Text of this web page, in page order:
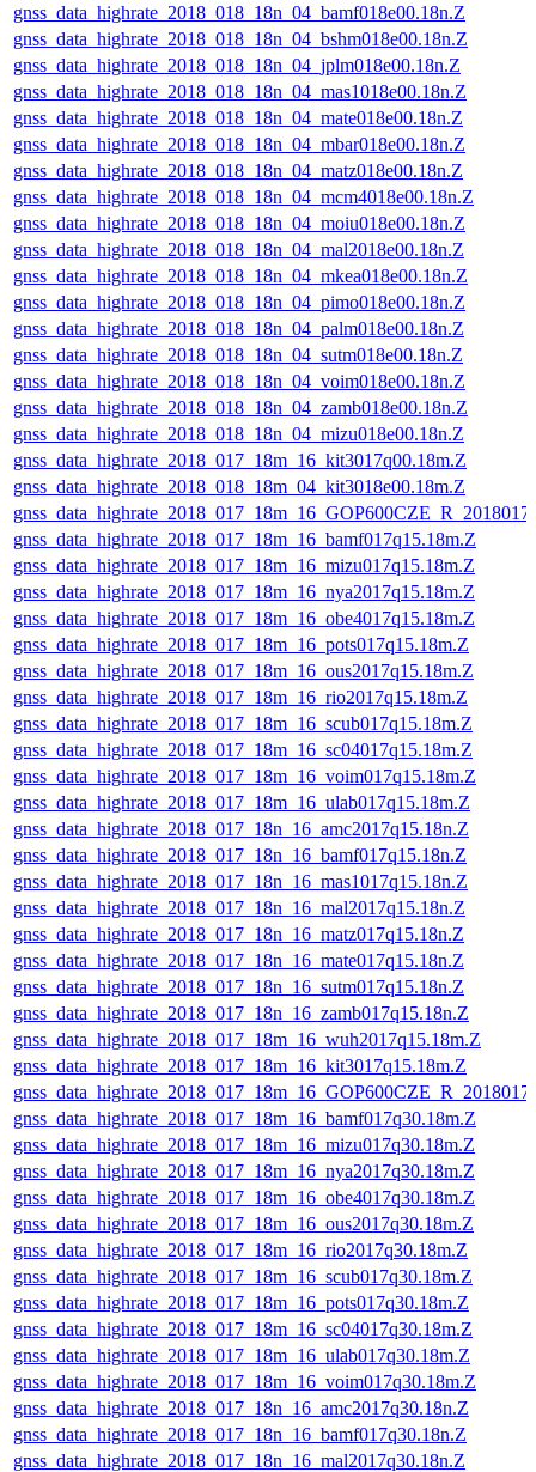
gnss_data_highrate_2018_018_18n_04_bamf018e00.18n.Z
gnss_data_highrate_2018_018_18n_04_bshm018e00.18n.Z
gnss_data_highrate_2018_018_18n_04_jplm018e00.18n.Z
gnss_data_highrate_2018_018_18n_04_mas1018e00.18n.Z
gnss_data_highrate_2018_018_18n_04_mate018e00.18n.Z
gnss_data_highrate_2018_018_18n_04_mbar018e00.18n.Z
gnss_data_highrate_2018_018_18n_04_matz018e00.18n.Z
gnss_data_highrate_2018_018_18n_04_mcm4018e00.18n.Z
gnss_data_highrate_2018_018_18n_04_moiu018e00.18n.Z
gnss_data_highrate_2018_018_18n_04_mal2018e00.18n.Z
gnss_data_highrate_2018_018_18n_04_mkea018e00.18n.Z
gnss_data_highrate_2018_018_18n_04_pimo018e00.18n.Z
gnss_data_highrate_2018_018_18n_04_palm018e00.18n.Z
gnss_data_highrate_2018_018_18n_04_sutm018e00.18n.Z
gnss_data_highrate_2018_018_18n_04_voim018e00.18n.Z
gnss_data_highrate_2018_018_18n_04_zamb018e00.18n.Z
gnss_data_highrate_2018_018_18n_04_mizu018e00.18n.Z
gnss_data_highrate_2018_017_18m_16_kit3017q00.18m.Z
gnss_data_highrate_2018_018_18m_04_kit3018e00.18m.Z
gnss_data_highrate_2018_017_18m_16_bamf017q15.18m.Z
gnss_data_highrate_2018_017_18m_16_mizu017q15.18m.Z
gnss_data_highrate_2018_017_18m_16_nya2017q15.18m.Z
gnss_data_highrate_2018_017_18m_16_obe4017q15.18m.Z
gnss_data_highrate_2018_017_18m_16_pots017q15.18m.Z
gnss_data_highrate_2018_017_18m_16_ous2017q15.18m.Z
gnss_data_highrate_2018_017_18m_16_rio2017q15.18m.Z
gnss_data_highrate_2018_017_18m_16_scub017q15.18m.Z
gnss_data_highrate_2018_017_18m_16_sc04017q15.18m.Z
gnss_data_highrate_2018_017_18m_16_voim017q15.18m.Z
gnss_data_highrate_2018_017_18m_16_ulab017q15.18m.Z
gnss_data_highrate_2018_017_18n_16_amc2017q15.18n.Z
gnss_data_highrate_2018_017_18n_16_bamf017q15.18n.Z
gnss_data_highrate_2018_017_18n_16_mas1017q15.18n.Z
gnss_data_highrate_2018_017_18n_16_mal2017q15.18n.Z
gnss_data_highrate_2018_017_18n_16_matz017q15.18n.Z
gnss_data_highrate_2018_017_18n_16_mate017q15.18n.Z
gnss_data_highrate_2018_017_18n_16_sutm017q15.18n.Z
gnss_data_highrate_2018_017_18n_16_zamb017q15.18n.Z
gnss_data_highrate_2018_017_18m_16_wuh2017q15.18m.Z
gnss_data_highrate_2018_017_18m_16_kit3017q15.18m.Z
gnss_data_highrate_2018_017_18m_16_bamf017q30.18m.Z
gnss_data_highrate_2018_017_18m_16_mizu017q30.18m.Z
gnss_data_highrate_2018_017_18m_16_nya2017q30.18m.Z
gnss_data_highrate_2018_017_18m_16_obe4017q30.18m.Z
gnss_data_highrate_2018_017_18m_16_ous2017q30.18m.Z
gnss_data_highrate_2018_017_18m_16_rio2017q30.18m.Z
gnss_data_highrate_2018_017_18m_16_scub017q30.18m.Z
gnss_data_highrate_2018_017_18m_16_pots017q30.18m.Z
gnss_data_highrate_2018_017_18m_16_sc04017q30.18m.Z
gnss_data_highrate_2018_017_18m_16_ulab017q30.18m.Z
gnss_data_highrate_2018_017_18m_16_voim017q30.18m.Z
gnss_data_highrate_2018_017_18n_16_amc2017q30.18n.Z
gnss_data_highrate_2018_017_18n_16_bamf017q30.18n.Z
gnss_data_highrate_2018_017_18n_16_mal2017q30.18n.Z